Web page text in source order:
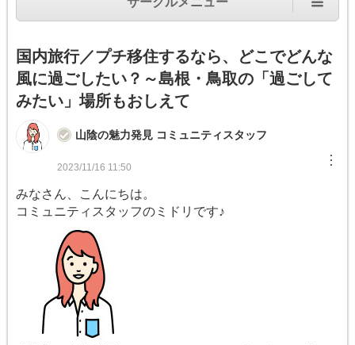
国内旅行／プチ移住するなら、どこでどんな
風に過ごしたい？～島根・鳥取の「過ごして
みたい」場所もおしえて
山陰の魅力発見 コミュニティスタッフ
2023/11/16 11:50 ︙
みなさん、こんにちは。
コミュニティスタッフのミドリです♪